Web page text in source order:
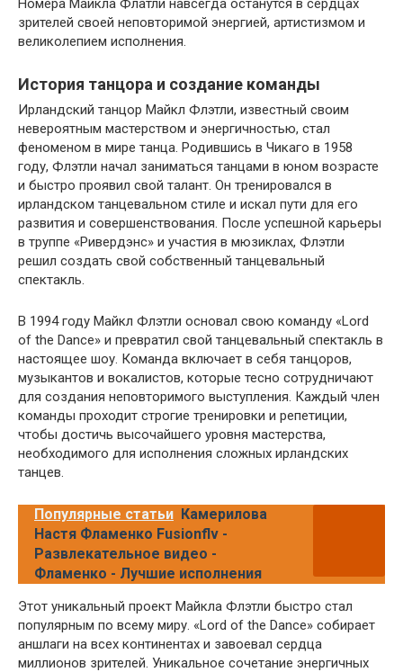
Номера Майкла Флатли навсегда останутся в сердцах
зрителей своей неповторимой энергией, артистизмом и
великолепием исполнения.
История танцора и создание команды
Ирландский танцор Майкл Флэтли, известный своим
невероятным мастерством и энергичностью, стал
феноменом в мире танца. Родившись в Чикаго в 1958
году, Флэтли начал заниматься танцами в юном возрасте
и быстро проявил свой талант. Он тренировался в
ирландском танцевальном стиле и искал пути для его
развития и совершенствования. После успешной карьеры
в труппе «Ривердэнс» и участия в мюзиклах, Флэтли
решил создать свой собственный танцевальный
спектакль.
В 1994 году Майкл Флэтли основал свою команду «Lord
of the Dance» и превратил свой танцевальный спектакль в
настоящее шоу. Команда включает в себя танцоров,
музыкантов и вокалистов, которые тесно сотрудничают
для создания неповторимого выступления. Каждый член
команды проходит строгие тренировки и репетиции,
чтобы достичь высочайшего уровня мастерства,
необходимого для исполнения сложных ирландских
танцев.
Популярные статьи Камерилова
Настя Фламенко Fusionflv -
Развлекательное видео -
Фламенко - Лучшие исполнения
Этот уникальный проект Майкла Флэтли быстро стал
популярным по всему миру. «Lord of the Dance» собирает
аншлаги на всех континентах и завоевал сердца
миллионов зрителей. Уникальное сочетание энергичных